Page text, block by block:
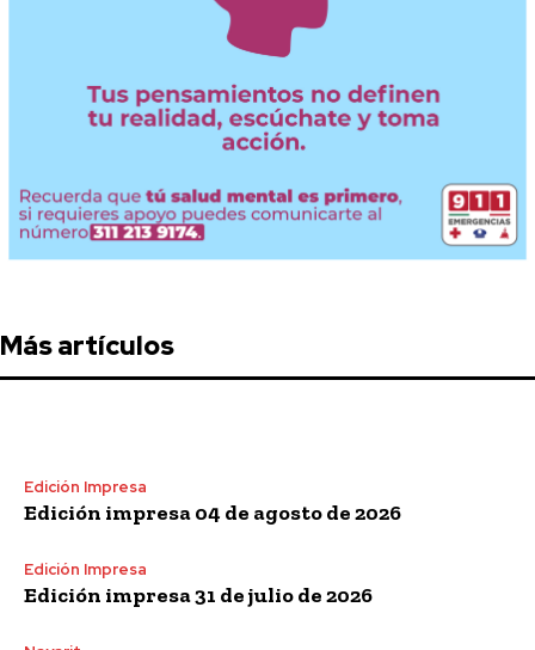
Más artículos
Edición Impresa
Edición impresa 04 de agosto de 2026
Edición Impresa
Edición impresa 31 de julio de 2026